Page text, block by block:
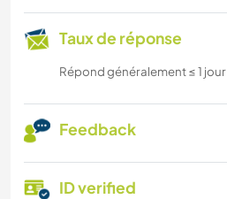
Taux de réponse
Répond généralement ≤ 1 jour
Feedback
ID verified